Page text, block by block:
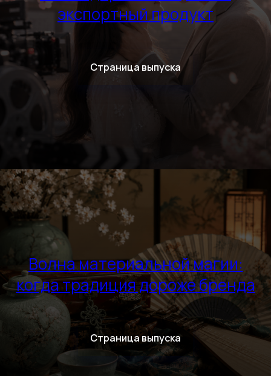
экспортный продукт
Страница выпуска
Волна материальной магии:
когда традиция дороже бренда
Страница выпуска